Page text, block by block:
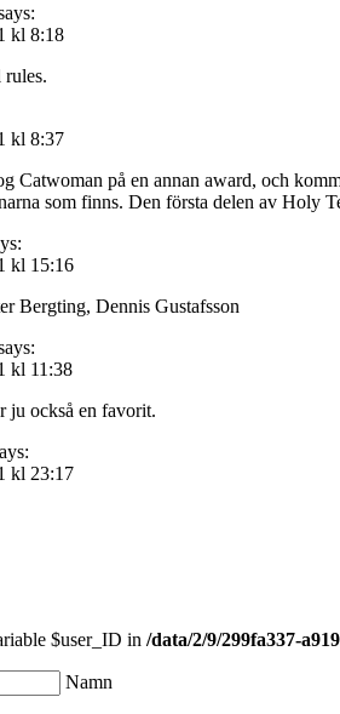
kl 8:18
kl 8:37
Catwoman på en annan award, och
som finns. Den första delen av Holy
kl 15:16
Bergting, Dennis Gustafsson
kl 11:38
ju också en favorit.
kl 23:17
$user_ID in /data/2/9/299fa337-
Namn